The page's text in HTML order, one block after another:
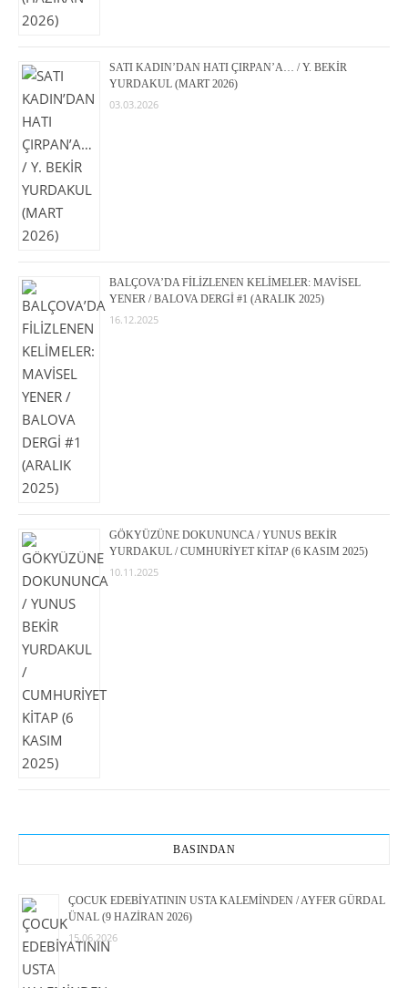
SATI KADIN’DAN HATI ÇIRPAN’A… / Y. BEKİR
YURDAKUL (MART 2026)
03.03.2026
BALÇOVA’DA FİLİZLENEN KELİMELER: MAVİSEL
YENER / BALOVA DERGİ #1 (ARALIK 2025)
16.12.2025
GÖKYÜZÜNE DOKUNUNCA / YUNUS BEKİR
YURDAKUL / CUMHURİYET KİTAP (6 KASIM 2025)
10.11.2025
BASINDAN
ÇOCUK EDEBİYATININ USTA KALEMİNDEN / AYFER GÜRDAL
ÜNAL (9 HAZİRAN 2026)
15.06.2026